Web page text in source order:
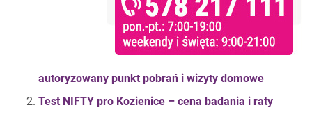
autoryzowany punkt pobrań i wizyty domowe
Test NIFTY pro Kozienice – cena badania i raty